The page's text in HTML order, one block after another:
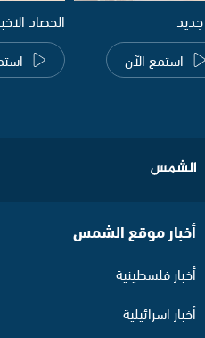
استمع الآن
الحصاد
أخبار موقع الشمس
أخبار فلسطينية
أخبار اسرائيلية